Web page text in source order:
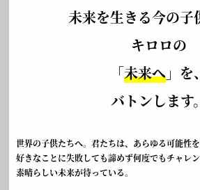
未来を生きる今の子
キロロの
「未来へ 」を、
バトンします。
世界の子供たちへ。君たちは、あらゆる可能性
好きなことに失敗しても諦めず何度でもチャレ
素晴らしい未来が待っている。